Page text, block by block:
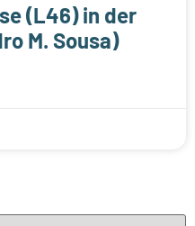
(L46) in der
M. Sousa)